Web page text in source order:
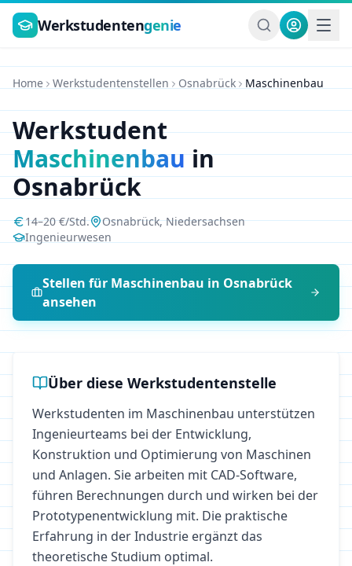
Zum Hauptinhalt springen
Werkstudentengenie
Home Werkstudentenstellen Osnabrück Maschinenbau
Werkstudent
Maschinenbauin
Osnabrück
14–20€/Std. Osnabrück,Niedersachsen
Ingenieurwesen
Stellen für Maschinenbau in Osnabrück
ansehen
Über diese Werkstudentenstelle
Werkstudenten im Maschinenbau unterstützen
Ingenieurteams bei der Entwicklung,
Konstruktion und Optimierung von Maschinen
und Anlagen. Sie arbeiten mit CAD-Software,
führen Berechnungen durch und wirken bei der
Prototypenentwicklung mit. Die praktische
Erfahrung in der Industrie ergänzt das
theoretische Studium optimal.